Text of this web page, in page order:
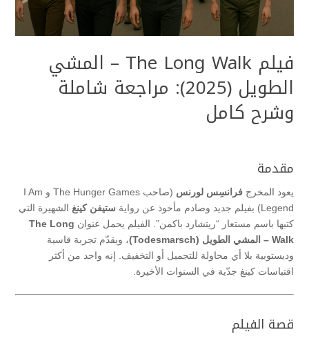
فيلم The Long Walk – المشي
الطويل (2025): مراجعة شاملة
وشرح كامل
مقدمة
يعود المخرج فرانسِس لورنس
(صاحب The Hunger Games و I Am
Legend) بفيلم جديد وصادم مأخوذ عن رواية
ستيفن كينغ الشهيرة التي
كتبها باسم مستعار “ريتشارد باكمن”. الفيلم يحمل عنوان The Long
Walk – المشي الطويل (Todesmarsch)
، ويقدّم تجربة قاسية
وديستوبية بلا أي محاولة للتجميل أو التخفيف. إنه واحد من أكثر
اقتباسات كينغ جدّية في السنوات الأخيرة.
قصة الفيلم